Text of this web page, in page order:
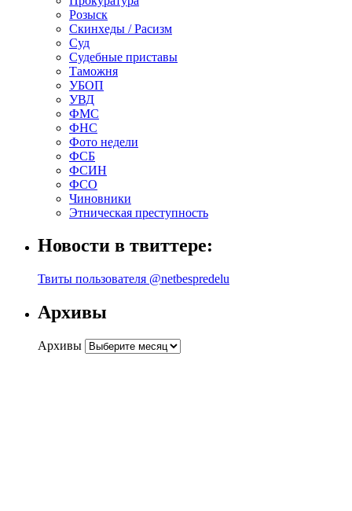
Розыск
Скинхеды / Расизм
Суд
Судебные приставы
Таможня
УБОП
УВД
ФМС
ФНС
Фото недели
ФСБ
ФСИН
ФСО
Чиновники
Этническая преступность
Новости в твиттере:
Твиты пользователя @netbespredelu
Архивы
Архивы